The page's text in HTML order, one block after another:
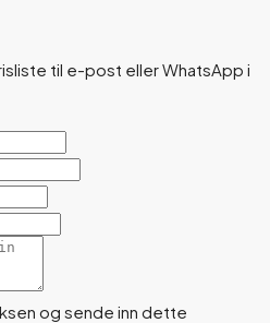
til e-post eller WhatsApp i
og sende inn dette